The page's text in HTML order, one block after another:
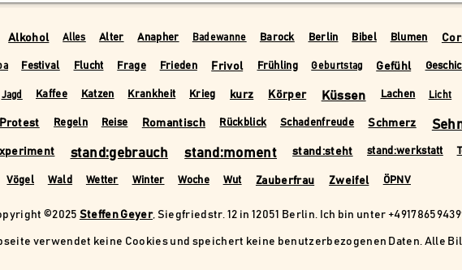
Alkohol Alles Alter Anapher Badewanne Barock Berlin Bibel Blumen
Festival Flucht Frage Frieden Frivol Frühling Geburtstag Gefühl
Jagd Kaffee Katzen Krankheit Krieg kurz Körper Küssen Lachen Licht
Protest Regeln Reise Romantisch Rückblick Schadenfreude Schmerz
stand:gebrauch stand:moment stand:steht stand:werkstatt
Vögel Wald Wetter Winter Woche Wut Zauberfrau Zweifel ÖPNV
©2025 Steffen Geyer, Siegfriedstr. 12 in 12051 Berlin. Ich bin unter
verwendet keine Cookies und speichert keine benutzerbezogenen Daten. Alle